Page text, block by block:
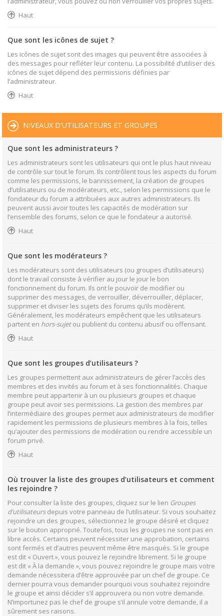
Haut
Que sont les icônes de sujet ?
Les icônes de sujet sont des images qui peuvent être associées à
des messages pour refléter leur contenu. La possibilité d’utiliser des
icônes de sujet dépend des permissions définies par
l’administrateur.
Haut
NIVEAUX D’UTILISATEURS ET GROUPES
Que sont les administrateurs ?
Les administrateurs sont les utilisateurs qui ont le plus haut niveau
de contrôle sur tout le forum. Ils contrôlent tous les aspects du forum
comme les permissions, le bannissement, la création de groupes
d’utilisateurs ou de modérateurs, etc., selon les permissions que le
fondateur du forum a attribuées aux autres administrateurs. Ils
peuvent aussi avoir toutes les capacités de modération sur
l’ensemble des forums, selon ce que le fondateur a autorisé.
Haut
Que sont les modérateurs ?
Les modérateurs sont des utilisateurs (ou groupes d’utilisateurs)
dont le travail consiste à vérifier au jour le jour le bon
fonctionnement du forum. Ils ont le pouvoir de modifier ou
supprimer des messages, de verrouiller, déverrouiller, déplacer,
supprimer et diviser les sujets des forums qu’ils modèrent.
Généralement, les modérateurs empêchent que les utilisateurs
partent en hors-sujetou publient du contenu abusif ou offensant.
Haut
Que sont les groupes d’utilisateurs ?
Les groupes permettent aux administrateurs de gérer l’accès des
membres et des invités au forum et à ses fonctionnalités. Chaque
membre peut appartenir à un ou plusieurs groupes et chaque
groupe peut avoir ses permissions. La gestion des membres par
l’intermédiaire des groupes permet aux administrateurs de modifier
rapidement les permissions de plusieurs membres à la fois, telles
qu’ajouter des permissions de modération ou rendre accessible un
forum privé.
Haut
Où trouver la liste des groupes d’utilisateurs et comment
les rejoindre ?
Pour consulter la liste des groupes, cliquez sur le lien Groupes
d’utilisateursdepuis votre panneau de l’utilisateur. Si vous souhaitez
rejoindre un des groupes, sélectionnez le groupe désiré et cliquez
sur le bouton approprié. Toutefois, tous les groupes ne sont pas en
libre accès. Certains peuvent nécessiter une approbation, certains
sont fermés et d’autres peuvent même être masqués. Si le groupe
est dit « Ouvert », vous pouvez le rejoindre librement. Si le groupe
est dit « À la demande », vous pouvez rejoindre le groupe mais votre
demande nécessitera d’être approuvée par un chef de groupe. Ce
dernier pourra vous demander pourquoi vous souhaitez rejoindre
le groupe et ainsi décider s’il approuvera ou non votre demande.
N’importunez pas le chef de groupe s’il annule votre demande, il a
sûrement ses raisons.